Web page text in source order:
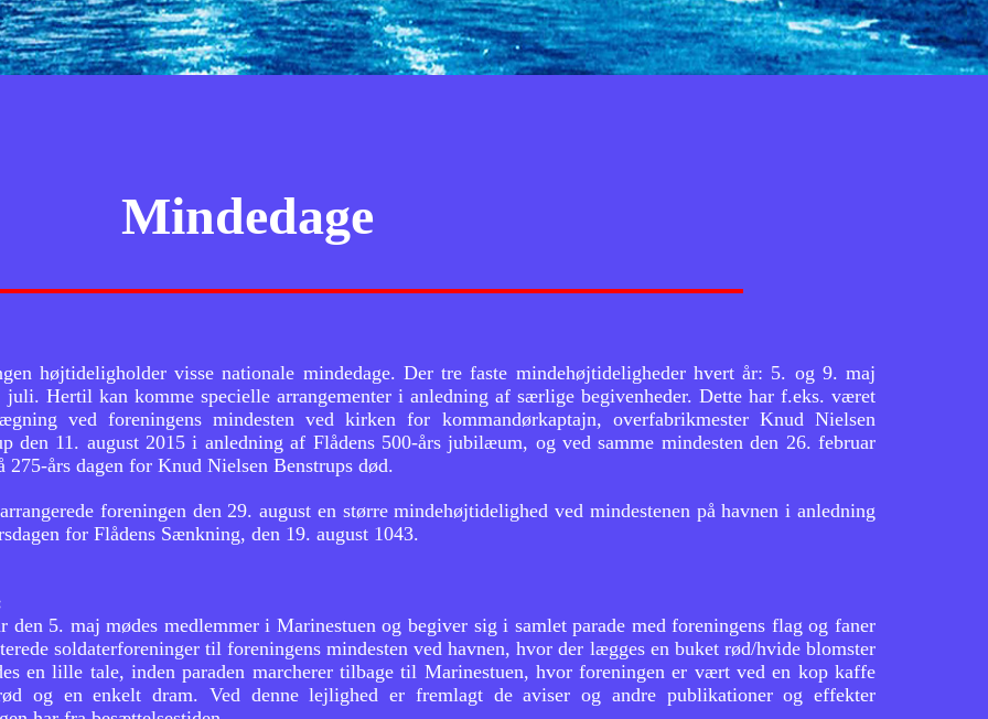
Mindedage
højtideligholder visse nationale mindedage. Der tre faste mindehøjtideligheder hvert år: 5. og 9. maj
juli. Hertil kan komme specielle arrangementer i anledning af særlige begivenheder. Dette har f.eks. været
ved foreningens mindesten ved kirken for kommandørkaptajn, overfabrikmester Knud Nielsen
den 11. august 2015 i anledning af Flådens 500-års jubilæum, og ved samme mindesten den 26. februar
275-års dagen for Knud Nielsen Benstrups død.
foreningen den 29. august en større mindehøjtidelighed ved mindestenen på havnen i anledning
for Flådens Sænkning, den 19. august 1043.
den 5. maj mødes medlemmer i Marinestuen og begiver sig i samlet parade med foreningens flag og faner
soldaterforeninger til foreningens mindesten ved havnen, hvor der lægges en buket rød/hvide blomster
en lille tale, inden paraden marcherer tilbage til Marinestuen, hvor foreningen er vært ved en kop kaffe
og en enkelt dram. Ved denne lejlighed er fremlagt de aviser og andre publikationer og effekter